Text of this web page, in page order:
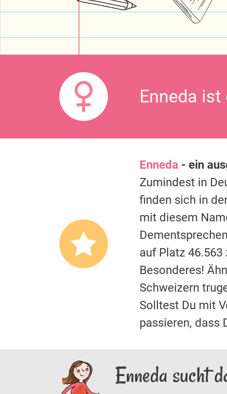
Enneda
Enneda - ein
Zumindest in
finden sich in
mit diesem
auf Platz
Besonderes!
Schweizern
Solltest Du mit
passieren, dass
Enneda sucht